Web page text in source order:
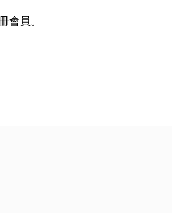
會員。